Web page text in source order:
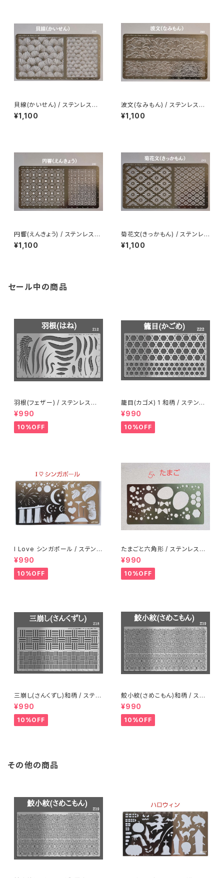
貝線(かいせん) / ステンレス製
ステンシル(z44)
¥1,100
波文(なみもん) / ステンレス製
ステンシル(z43)
¥1,100
円響(えんきょう) / ステンレス製
ステンシル(z42)
¥1,100
菊花文(きっかもん) / ステンレス
製ステンシル(z41)
¥1,100
セール中の商品
羽根(フェザー) / ステンレス製
ステンシル(z12)
¥990
10%OFF
籠目(カゴメ) 1 和柄 / ステンレ
ス製ステンシル(z22)
¥990
10%OFF
I Love シンガポール / ステンレ
ス製ステンシル(ap14)
¥990
10%OFF
たまごと六角形 / ステンレス製
ステンシル(ap05)
¥990
10%OFF
三崩し(さんくずし)和柄 / ステン
レス製ステンシル(z18)
¥990
10%OFF
鮫小紋(さめこもん)和柄 / ステ
ンレス製ステンシル(z19)
¥990
10%OFF
その他の商品